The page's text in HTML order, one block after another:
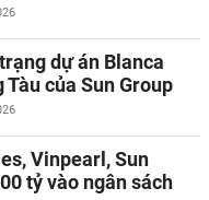
dự án Blanca
của Sun Group
Vinpearl, Sun
tỷ vào ngân sách